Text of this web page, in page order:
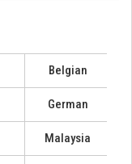
Belgian
German
Malaysia